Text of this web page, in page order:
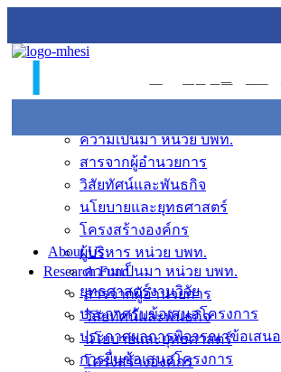
content
About Us
ความเป็นมา หน่วย บพท.
สารจากผู้อำนวยการ
วิสัยทัศน์และพันธกิจ
นโยบายและยุทธศาสตร์
โครงสร้างองค์กร
ความเป็นมา หน่วย บพท.
สารจากผู้อำนวยการ
วิสัยทัศน์และพันธกิจ
นโยบายและยุทธศาสตร์
โครงสร้างองค์กร
ผู้บริหาร หน่วย บพท.
Research Fund
ยุทธศาสตร์งานวิจัย
ประกาศรับข้อเสนอโครงการ
ประกาศผลการพิจารณาข้อเสนอ
การยื่นข้อเสนอโครงการ